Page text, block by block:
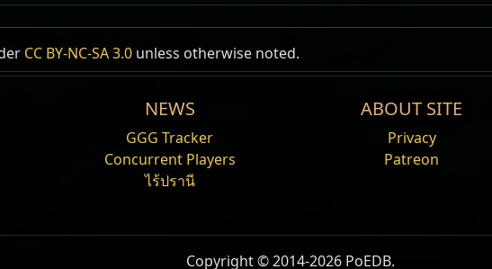
ฟรอนน์​ถือ​สติ​ไว้​ที่​มือ​ขวา
าร​รู้​แจ้ง​ไว้​ที่​มือ​ซ้าย
เขา​รับใช้​พระเจ้า​มา​ชั่วชีวิต
CC BY-NC-SA 3.0 unless otherwise noted.
NEWS
GGG Tracker
Concurrent Players
ไร้ปรานี
ABOUT SITE
Privacy
Patreon
Copyright © 2014-2026 PoEDB.